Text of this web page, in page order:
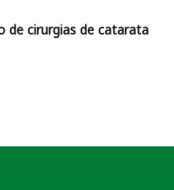
de cirurgias de catarata